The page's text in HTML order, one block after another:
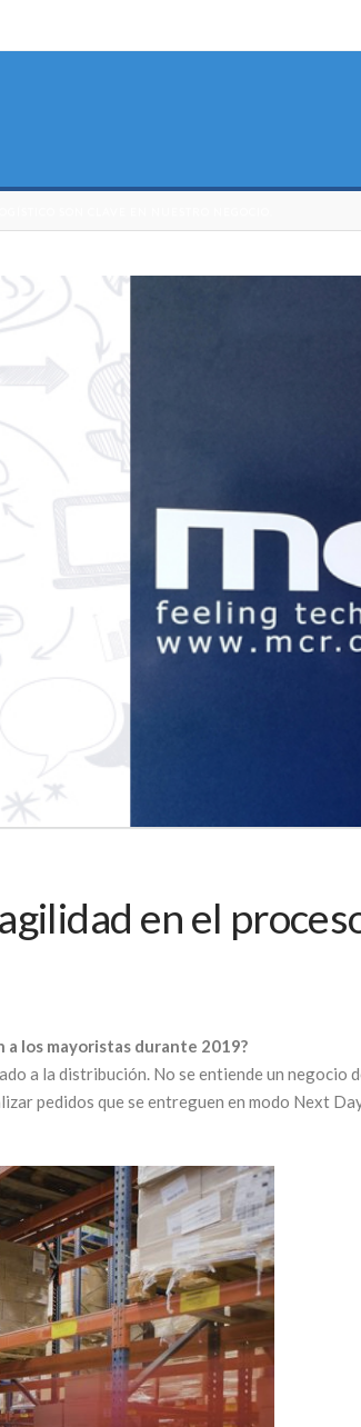
en el
los mayoristas durante 2019?
a la distribución. No se entiende un negocio
pedidos que se entreguen en modo Next